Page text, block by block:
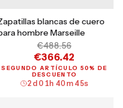
blancas de cuero
hombre Marseille
€488.56
€366.42
SEGUNDO ARTÍCULO 50% DE
DESCUENTO
2 d 01h 40 m 44s